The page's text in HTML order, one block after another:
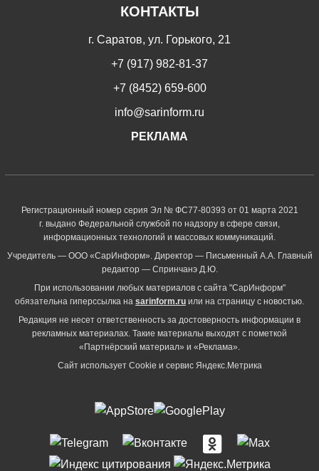
КОНТАКТЫ
г. Саратов, ул. Горького, 21
+7 (917) 982-81-37
+7 (8452) 659-600
info@sarinform.ru
РЕКЛАМА
Регистрационный номер серия Эл № ФС77-80393 от 01 марта 2021
г. выдано Федеральной службой по надзору в сфере связи,
информационных технологий и массовых коммуникаций.
Учредитель — ООО «СарИнформ». Директор — Письменный А.А. Главный
редактор — Спринчанэ Д.Ю.
При использовании любых материалов с сайта "СарИнформ"
обязательна гиперссылка на sarinform.ru или на страницу с новостью.
Редакция не несет ответственность за достоверность информации в
рекламных материалах. Такие материалы выходят с пометкой
«Партнёрский материал» и «Реклама».
Сайт использует Cookie и сервиc Яндекс.Метрика